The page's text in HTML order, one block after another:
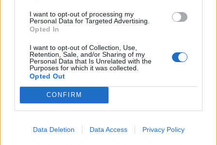
I want to opt-out of processing my
Personal Data for Targeted Advertising.
Opted In
I want to opt-out of Collection, Use,
Retention, Sale, and/or Sharing of my
Personal Data that Is Unrelated with the
Purposes for which it was collected.
Opted Out
CONFIRM
Data Deletion Data Access Privacy Policy
Stampa Altro
Vuoi ricevere gli aggiornamenti delle news di TecnoGazzetta?
Inserisci nome ed indirizzo E-Mail: